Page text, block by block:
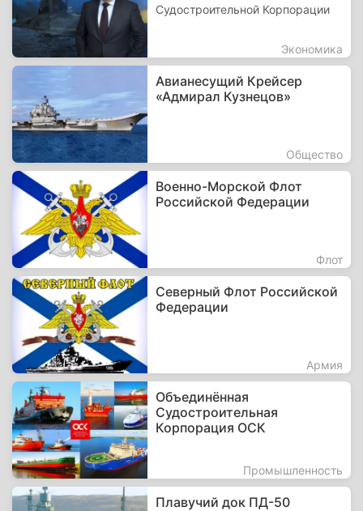
Судостроительной Корпорации
Экономика
Авианесущий Крейсер
«Адмирал Кузнецов»
Общество
Военно-Морской Флот
Российской Федерации
Флот
Северный Флот Российской
Федерации
Армия
Объединённая
Судостроительная
Корпорация ОСК
Промышленность
Плавучий док ПД-50